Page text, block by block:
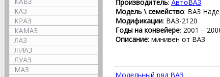
КАЗ
КРАЗ
КАМАЗ
ЛАЗ
ЛИАЗ
ЛУАЗ
МАЗ
Производитель: АвтоВАЗ
Модель \ семейство: ВАЗ
Модификации: ВАЗ-2120
Годы на конвейере: 2001 –
Описание: минивен от ВАЗ
Модельный ряд ВАЗ